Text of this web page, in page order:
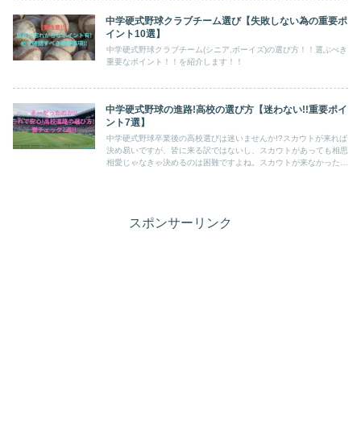
中学硬式野球クラブチーム選び【失敗しない為の重要ポ
イント10選】
中学硬式野球クラブチーム(シニア,ボーイズ)の選び方！！選ぶべき
重要なポイント！！を紹介します！！
中学硬式野球の進路!高校の選び方【迷わない!!重要ポイ
ント7選】
中学硬式野球卒業後の高校選びは迷いませんか!?スカウトが来れば
決め易いですが、皆に来る訳ではないし、スカウトがあっても相思
相愛じゃなきゃ決めるのは困難ですよね。スカウトが来なかった息
スポンサーリンク